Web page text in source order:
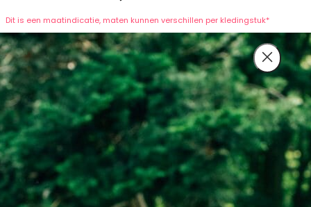
Dit is een maatindicatie, maten kunnen verschillen per kledingstuk*